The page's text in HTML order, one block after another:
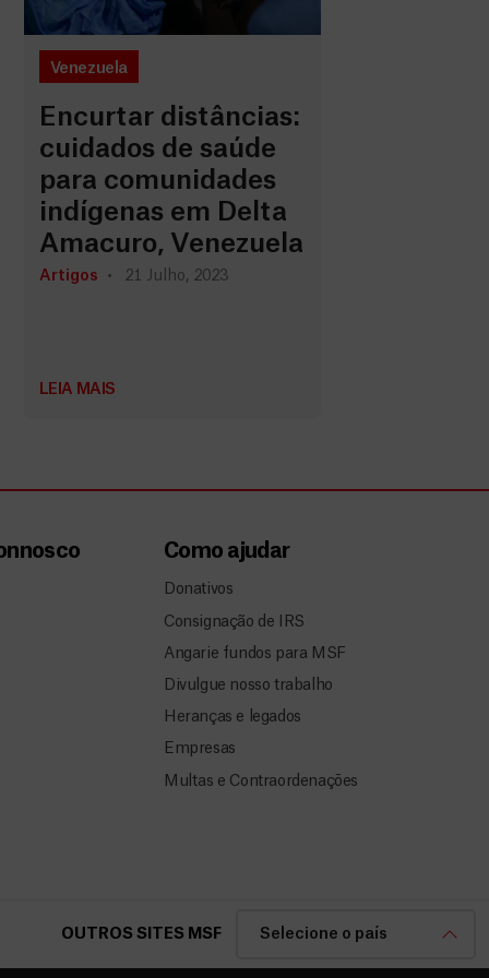
Venezuela
Encurtar distâncias:
cuidados de saúde
para comunidades
indígenas em Delta
Amacuro, Venezuela
Artigos 21 Julho, 2023
LEIA MAIS
Como ajudar
Donativos
Consignação de IRS
Angarie fundos para MSF
Divulgue nosso trabalho
Heranças e legados
Empresas
Multas e Contraordenações
OUTROS SITES MSF Selecione o país